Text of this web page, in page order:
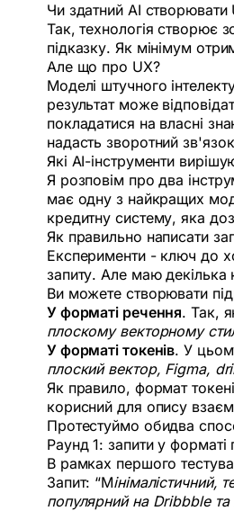
Чи здатний AI створювати
Так, технологія створює
підказку. Як мінімум
Але що про UX?
Моделі штучного
результат може
покладатися на власні
надасть зворотний
Які AI-інструменти
Я розповім про два
має одну з найкращих
кредитну систему, яка
Як правильно написати
Експерименти - ключ до
запиту. Але маю
Ви можете створювати
У форматі речення. Так,
плоскому векторному
У форматі токенів. У
плоский вектор, Figma,
Як правило, формат
корисний для опису
Протестуймо обидва
Раунд 1: запити у форматі
В рамках першого
Запит: “М
популярний на Dribbble